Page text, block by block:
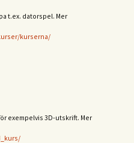
t.ex. datorspel. Mer
kurserna/
exempelvis 3D-utskrift. Mer